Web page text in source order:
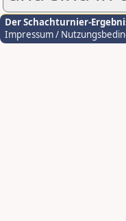
Der Schachturnier-
Impressum /